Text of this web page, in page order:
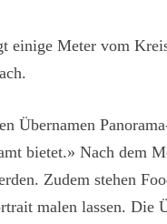
einige Meter vom
Übernamen
bietet.» Nach dem
Zudem stehen
malen lassen. Die